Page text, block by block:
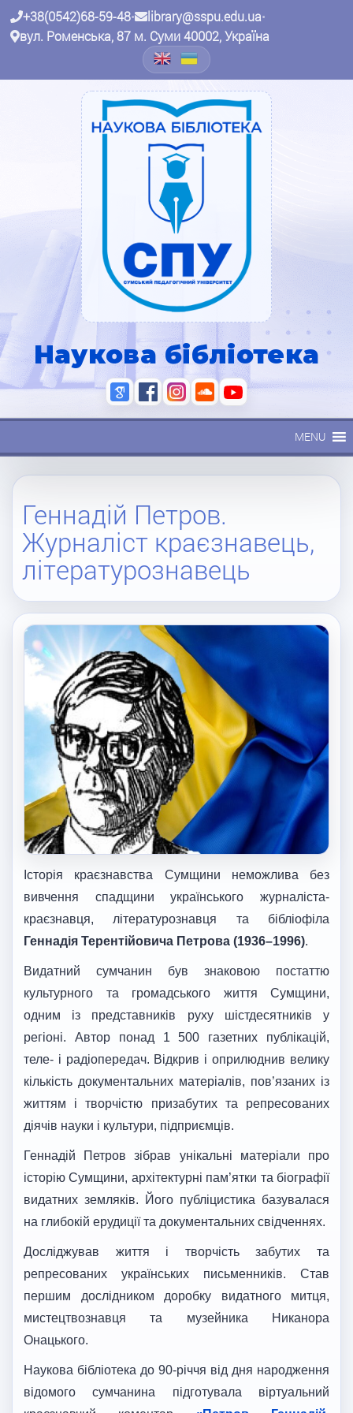
+38(0542)68-59-48• library@sspu.edu.ua•
вул. Роменська, 87 м. Суми 40002, Україна
Наукова бібліотека
MENU
Геннадій Петров.
Журналіст краєзнавець,
літературознавець
Історія краєзнавства Сумщини неможлива без
вивчення спадщини українського журналіста-
краєзнавця, літературознавця та бібліофіла
Геннадія Терентійовича Петрова (1936–1996).
Видатний сумчанин був знаковою постаттю
культурного та громадського життя Сумщини,
одним із представників руху шістдесятників у
регіоні. Автор понад 1 500 газетних публікацій,
теле- і радіопередач. Відкрив і оприлюднив велику
кількість документальних матеріалів, пов’язаних із
життям і творчістю призабутих та репресованих
діячів науки і культури, підприємців.
Геннадій Петров зібрав унікальні матеріали про
історію Сумщини, архітектурні пам’ятки та біографії
видатних земляків. Його публіцистика базувалася
на глибокій ерудиції та документальних свідченнях.
Досліджував життя і творчість забутих та
репресованих українських письменників. Став
першим дослідником доробку видатного митця,
мистецтвознавця та музейника Никанора
Онацького.
Наукова бібліотека до 90-річчя від дня народження
відомого сумчанина підготувала віртуальний